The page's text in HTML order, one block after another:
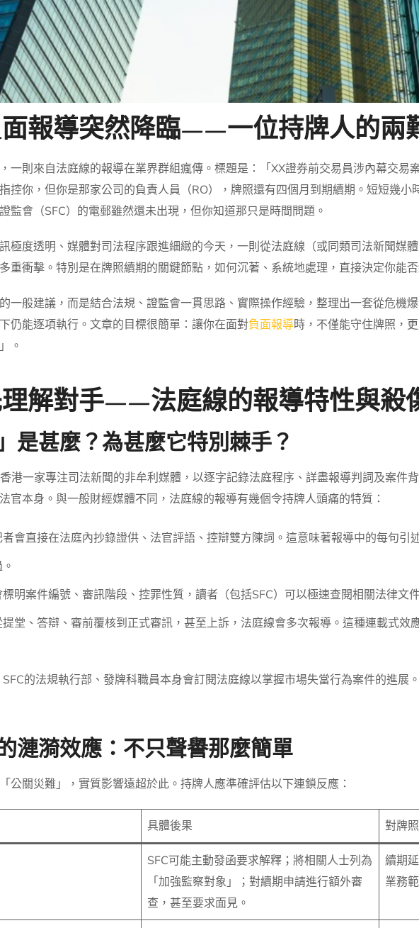
報導突然降臨——一位持牌人的兩
一則來自法庭線的報導在業界群組瘋傳。標題是：「XX證券前交易員涉內幕交易
控你，但你是那家公司的負責人員（RO），牌照還有四個月到期續期。短短幾
監會（SFC）的電郵雖然還未出現，但你知道那只是時間問題。
極度透明、媒體對司法程序跟進細緻的今天，一則從法庭線（或同類司法新聞媒
重衝擊。特別是在牌照續期的關鍵節點，如何沉著、系統地處理，直接決定你能
一般建議，而是結合法規、證監會一貫思路、實際操作經驗，整理出一套從危機
仍能逐項執行。文章的目標很簡單：讓你在面對負面報導時，不僅能守住牌照，
。
解對手——法庭線的報導特性與殺
是甚麼？為甚麼它特別棘手？
港一家專注司法新聞的非牟利媒體，以逐字記錄法庭程序、詳盡報導判詞及案件
官本身。與一般財經媒體不同，法庭線的報導有幾個令持牌人頭痛的特質：
會直接在法庭內抄錄證供、法官評語、控辯雙方陳詞。這意味著報導中的每句引
明案件編號、審訊階段、控罪性質，讀者（包括SFC）可以極速查閱相關法律文
堂、答辯、審前覆核到正式審訊，甚至上訴，法庭線會多次報導。這種連載式效
的法規執行部、發牌科職員本身會訂閱法庭線以掌握市場失當行為案件的進展
漣漪效應：不只聲譽那麼簡單
公關災難」，實質影響遠超於此。持牌人應準確評估以下連鎖反應：
具體後果 對牌
SFC可能主動發函要求解釋；將相關人士列為
「加強監察對象」；對續期申請進行額外審
查，甚至要求面見。
續期
業務